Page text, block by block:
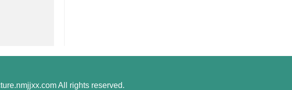
All rights reserved.